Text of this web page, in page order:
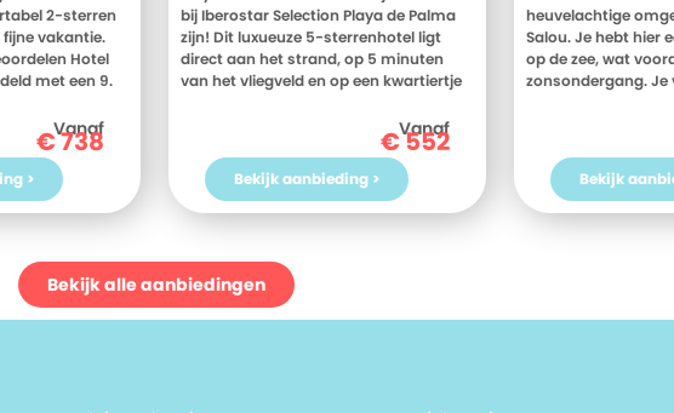
2-sterren
vakantie.
Hotel
met een 9.
Home
Ben jij
in
naar
nog!
Vanaf
€738
>
bij Iberostar Selection Playa de Palma
zijn! Dit luxueuze 5-sterrenhotel ligt
direct aan het strand, op 5 minuten
van het vliegveld en op een kwartiertje
Als je het resort tenminste nog ooit wil
verlaten... Want met zo veel luxe, de
uitstekende service en de fijne
faciliteiten, wil je nooit meer naar huis!
Tipje van de sluier: wat dacht je van het
verder om te zien wat Iberostar
Selection Playa de Palma nog meer te
bieden heeft. Al overtuigd door die
Vanaf
€552
Bekijk aanbieding >
heuvelachtige
Salou. Je hebt hier
op de zee, wat
zonsondergang. Je
paar winkeltjes en
het centrum van
25 minuutjes
een mooie weg
regelmatig gaan er
ook is er voor de
Bekijk
Bekijk alle aanbiedingen